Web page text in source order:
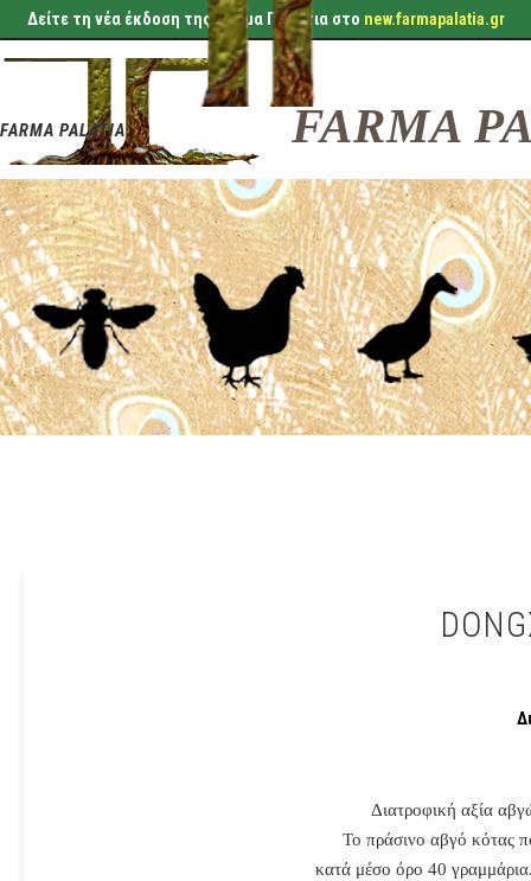
FARMA
Δείτε τη νέα έκδοση της Φάρμα Παλάτια στο new.farmapalatia.gr
Διατροφική αξία
Το πράσινο αβγό κότας
κατά μέσο όρο 40
FARMA PALATIA